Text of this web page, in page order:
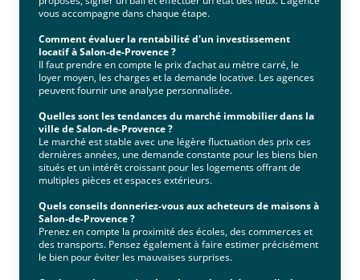
vous accompagne dans chaque étape.
Comment évaluer la rentabilité d'un investissement
locatif à Salon-de-Provence ?
Il faut prendre en compte le prix d’achat au mètre carré, le
loyer moyen, les charges et la demande locative. Les agences
peuvent fournir une analyse personnalisée.
Quelles sont les tendances du marché immobilier dans la
ville de Salon-de-Provence ?
Le marché est stable avec une légère fluctuation des prix ces
dernières années, une demande constante pour les biens bien
situés et un intérêt croissant pour les logements offrant de
multiples pièces et espaces extérieurs.
Quels conseils donneriez-vous aux acheteurs de maisons à
Salon-de-Provence ?
Prenez en compte la proximité des écoles, des commerces et
des transports. Pensez également à faire estimer précisément
le bien pour éviter les mauvaises surprises.